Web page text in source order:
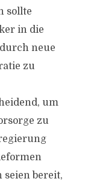
sollte
in die
neue
zu
um
zu
seien bereit,